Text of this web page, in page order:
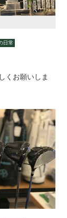
日常
くお願いしま